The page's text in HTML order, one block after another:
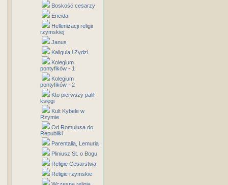
Boskość cesarzy
Eneida
Hellenizacji religii
rzymskiej
Janus
Kaligula i Żydzi
Kolegium
pontyfików - 1
Kolegium
pontyfików - 2
Kto pierwszy palił
księgi
Kult Kybele w
Rzymie
Od Romulusa do
Republiki
Parentalia, Lemuria
Pliniusz St. o Bogu
Religie Cesarstwa
Religie rzymskie